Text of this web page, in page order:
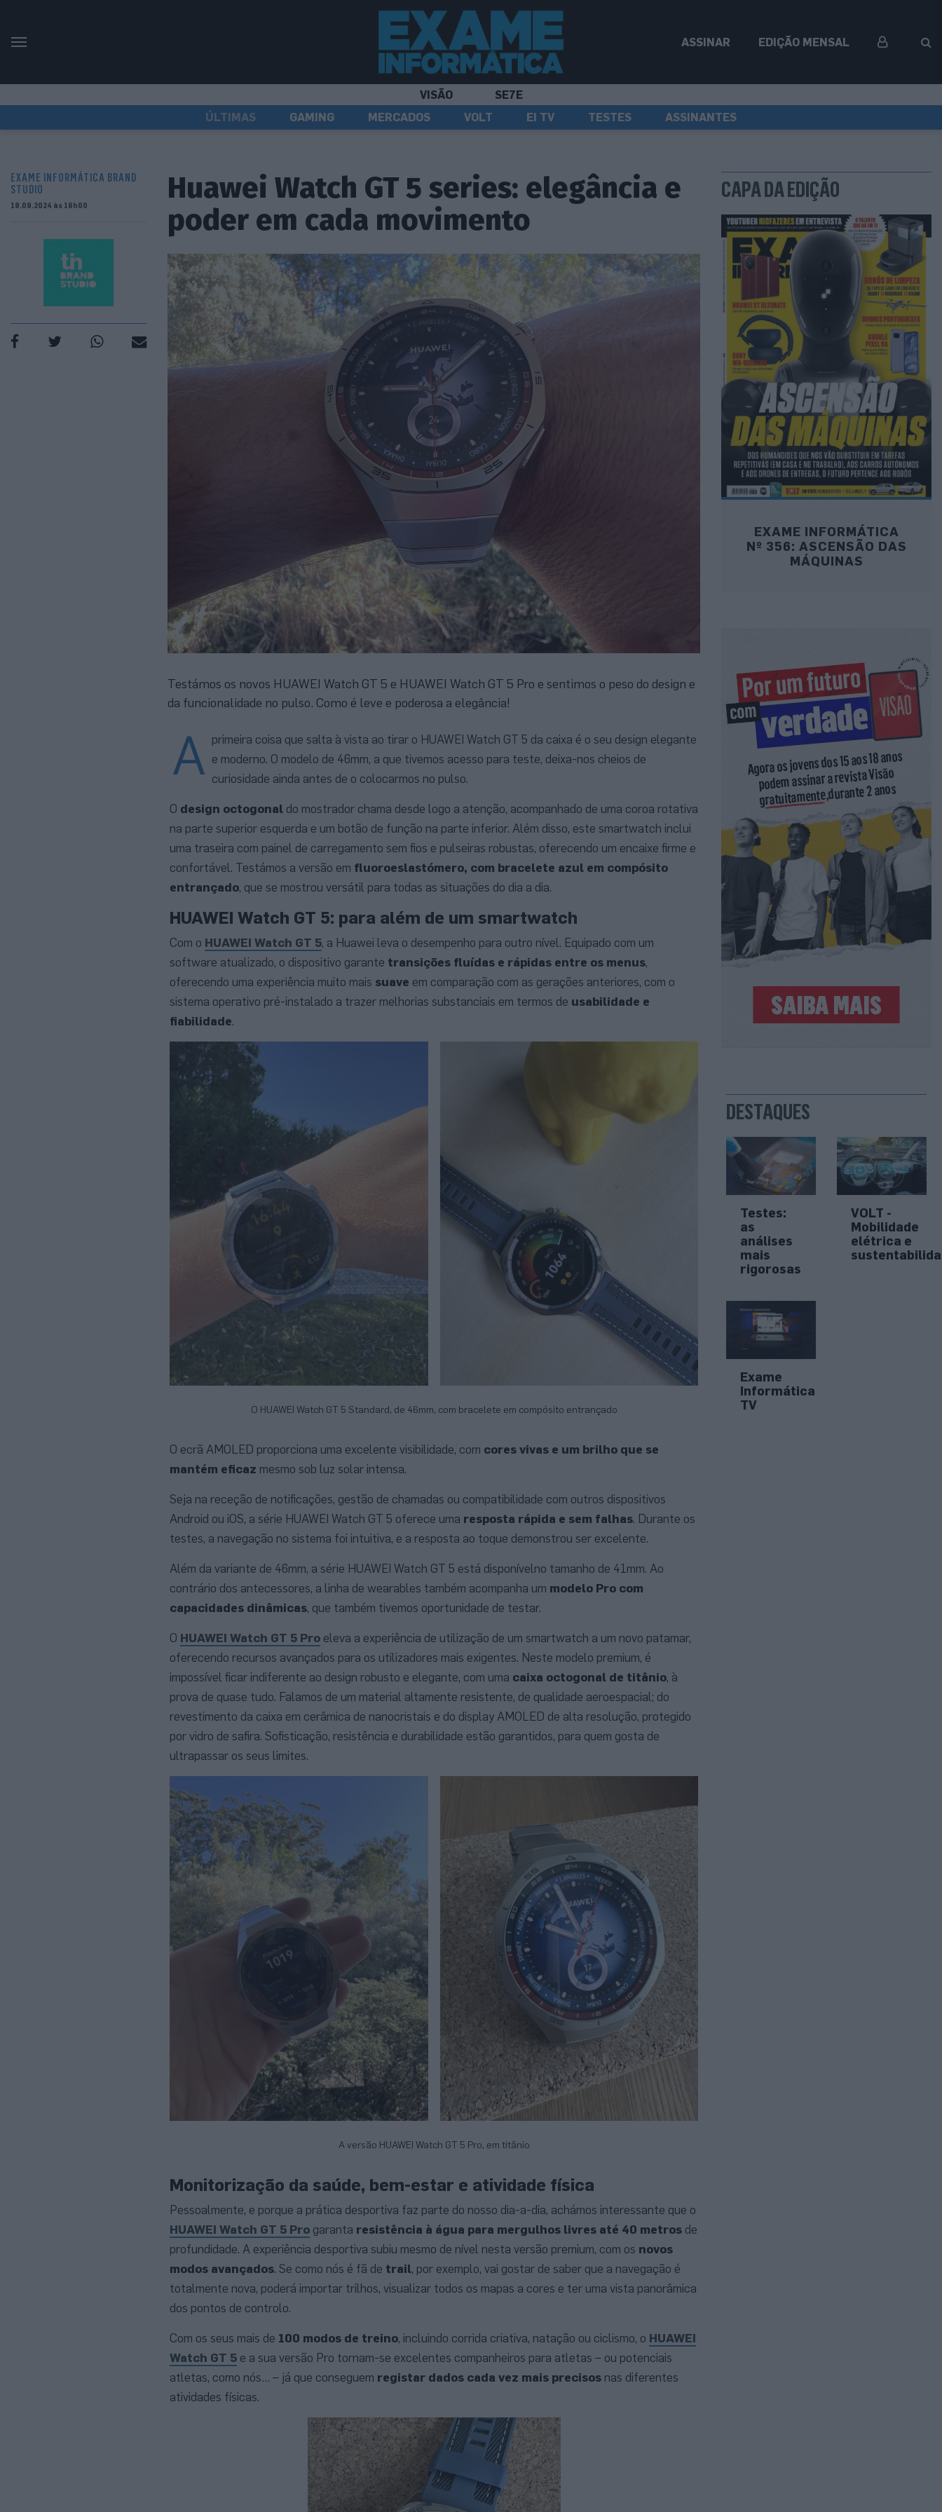
ASSINAR EDIÇÃO MENSAL
VISÃO
SE7E
ÚLTIMAS
GAMING MERCADOS VOLT EI TV TESTES ASSINANTES
EXAME INFORMÁTICA BRAND
STUDIO
19.09.2024 às 16h00
Huawei Watch GT 5 series: elegância e
poder em cada movimento
Testámos os novos HUAWEI Watch GT 5 e HUAWEI Watch GT 5 Pro e sentimos o peso do design e
da funcionalidade no pulso. Como é leve e poderosa a elegância!
A primeira coisa que salta à vista ao tirar o HUAWEI Watch GT 5 da caixa é o seu design elegante
e moderno. O modelo de 46mm, a que tivemos acesso para teste, deixa-nos cheios de
curiosidade ainda antes de o colocarmos no pulso.
O design octogonal do mostrador chama desde logo a atenção, acompanhado de uma coroa rotativa
na parte superior esquerda e um botão de função na parte inferior. Além disso, este smartwatch inclui
uma traseira com painel de carregamento sem fios e pulseiras robustas, oferecendo um encaixe firme e
confortável. Testámos a versão em fluoroeslastómero, com bracelete azul em compósito
entrançado, que se mostrou versátil para todas as situações do dia a dia.
HUAWEI Watch GT 5: para além de um smartwatch
Com o HUAWEI Watch GT 5, a Huawei leva o desempenho para outro nível. Equipado com um
software atualizado, o dispositivo garante transições fluídas e rápidas entre os menus,
oferecendo uma experiência muito mais suave em comparação com as gerações anteriores, com o
sistema operativo pré-instalado a trazer melhorias substanciais em termos de usabilidade e
fiabilidade.
O HUAWEI Watch GT 5 Standard, de 46mm, com bracelete em compósito entrançado
O ecrã AMOLED proporciona uma excelente visibilidade, com cores vivas e um brilho que se
mantém eficaz mesmo sob luz solar intensa.
Seja na receção de notificações, gestão de chamadas ou compatibilidade com outros dispositivos
Android ou iOS, a série HUAWEI Watch GT 5 oferece uma resposta rápida e sem falhas. Durante os
testes, a navegação no sistema foi intuitiva, e a resposta ao toque demonstrou ser excelente.
Além da variante de 46mm, a série HUAWEI Watch GT 5 está disponívelno tamanho de 41mm. Ao
contrário dos antecessores, a linha de wearables também acompanha um modelo Pro com
capacidades dinâmicas, que também tivemos oportunidade de testar.
O HUAWEI Watch GT 5 Pro eleva a experiência de utilização de um smartwatch a um novo patamar,
oferecendo recursos avançados para os utilizadores mais exigentes. Neste modelo premium, é
impossível ficar indiferente ao design robusto e elegante, com uma caixa octogonal de titânio, à
prova de quase tudo. Falamos de um material altamente resistente, de qualidade aeroespacial; do
revestimento da caixa em cerâmica de nanocristais e do display AMOLED de alta resolução, protegido
por vidro de safira. Sofisticação, resistência e durabilidade estão garantidos, para quem gosta de
ultrapassar os seus limites.
A versão HUAWEI Watch GT 5 Pro, em titânio
Monitorização da saúde, bem-estar e atividade física
Pessoalmente, e porque a prática desportiva faz parte do nosso dia-a-dia, achámos interessante que o
HUAWEI Watch GT 5 Pro garanta resistência à água para mergulhos livres até 40 metros de
profundidade. A experiência desportiva subiu mesmo de nível nesta versão premium, com os novos
modos avançados. Se como nós é fã de trail, por exemplo, vai gostar de saber que a navegação é
totalmente nova, poderá importar trilhos, visualizar todos os mapas a cores e ter uma vista panorâmica
dos pontos de controlo.
Com os seus mais de 100 modos de treino, incluindo corrida criativa, natação ou ciclismo, o HUAWEI
Watch GT 5 e a sua versão Pro tornam-se excelentes companheiros para atletas – ou potenciais
atletas, como nós… – já que conseguem registar dados cada vez mais precisos nas diferentes
atividades físicas.
CAPA DA EDIÇÃO
EXAME INFORMÁTICA
Nº 356: ASCENSÃO DAS
MÁQUINAS
DESTAQUES
Testes:
as
análises
mais
rigorosas
VOLT -
Mobilidade
elétrica e
Exame
Informática
TV